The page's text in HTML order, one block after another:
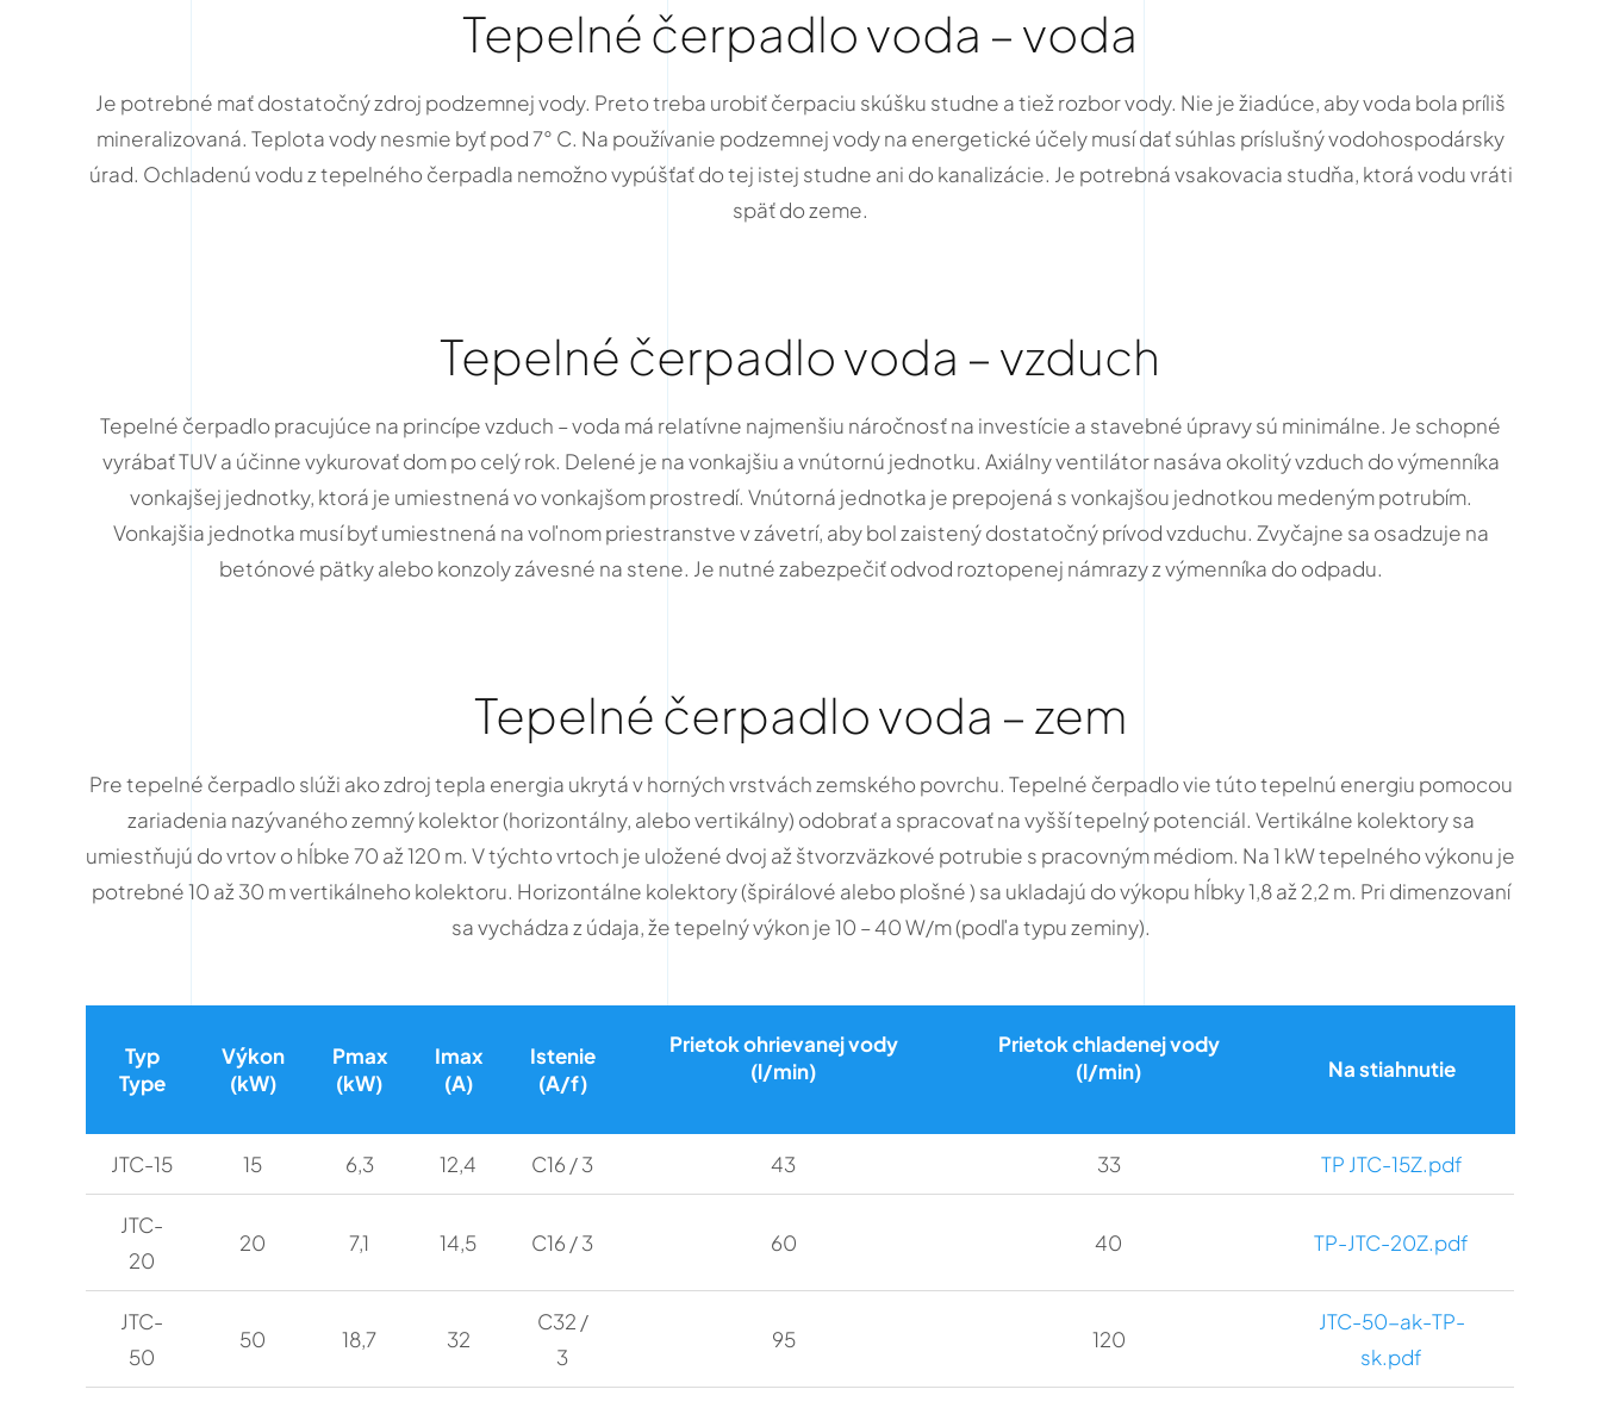
Tepelné čerpadlo voda – voda
Je potrebné mať dostatočný zdroj podzemnej vody. Preto treba urobiť čerpaciu skúšku studne a tiež rozbor vody. Nie je žiadúce, aby voda bola príliš
mineralizovaná. Teplota vody nesmie byť pod 7° C. Na používanie podzemnej vody na energetické účely musí dať súhlas príslušný vodohospodársky
úrad. Ochladenú vodu z tepelného čerpadla nemožno vypúšťať do tej istej studne ani do kanalizácie. Je potrebná vsakovacia studňa, ktorá vodu vráti
späť do zeme.
Tepelné čerpadlo voda – vzduch
Tepelné čerpadlo pracujúce na princípe vzduch – voda má relatívne najmenšiu náročnosť na investície a stavebné úpravy sú minimálne. Je schopné
vyrábať TUV a účinne vykurovať dom po celý rok. Delené je na vonkajšiu a vnútornú jednotku. Axiálny ventilátor nasáva okolitý vzduch do výmenníka
vonkajšej jednotky, ktorá je umiestnená vo vonkajšom prostredí. Vnútorná jednotka je prepojená s vonkajšou jednotkou medeným potrubím.
Vonkajšia jednotka musí byť umiestnená na voľnom priestranstve v závetrí, aby bol zaistený dostatočný prívod vzduchu. Zvyčajne sa osadzuje na
betónové pätky alebo konzoly závesné na stene. Je nutné zabezpečiť odvod roztopenej námrazy z výmenníka do odpadu.
Tepelné čerpadlo voda – zem
Pre tepelné čerpadlo slúži ako zdroj tepla energia ukrytá v horných vrstvách zemského povrchu. Tepelné čerpadlo vie túto tepelnú energiu pomocou
zariadenia nazývaného zemný kolektor (horizontálny, alebo vertikálny) odobrať a spracovať na vyšší tepelný potenciál. Vertikálne kolektory sa
umiestňujú do vrtov o hĺbke 70 až 120 m. V týchto vrtoch je uložené dvoj až štvorzväzkové potrubie s pracovným médiom. Na 1 kW tepelného výkonu je
potrebné 10 až 30 m vertikálneho kolektoru. Horizontálne kolektory (špirálové alebo plošné ) sa ukladajú do výkopu hĺbky 1,8 až 2,2 m. Pri dimenzovaní
sa vychádza z údaja, že tepelný výkon je 10 – 40 W/m (podľa typu zeminy).
Typ
Type
Výkon
(kW)
Pmax
(kW)
Imax
(A)
Istenie
(A/f)
Prietok ohrievanej vody
(l/min)
Prietok chladenej vody
(l/min)
Na stiahnutie
JTC-15 15 6,3 12,4 C16 / 3 43 33 TP JTC-15Z.pdf
JTC-
20
20 7,1 14,5 C16 / 3 60 40 TP-JTC-20Z.pdf
JTC-
50
50 18,7 32
C32 /
3
95 120
JTC-50-ak-TP-
sk.pdf